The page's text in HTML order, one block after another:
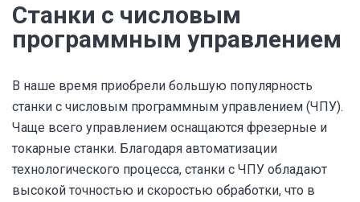
Станки с числовым
программным управлением
В наше время приобрели большую популярность
станки с числовым программным управлением (ЧПУ).
Чаще всего управлением оснащаются фрезерные и
токарные станки. Благодаря автоматизации
технологического процесса, станки с ЧПУ обладают
высокой точностью и скоростью обработки, что в